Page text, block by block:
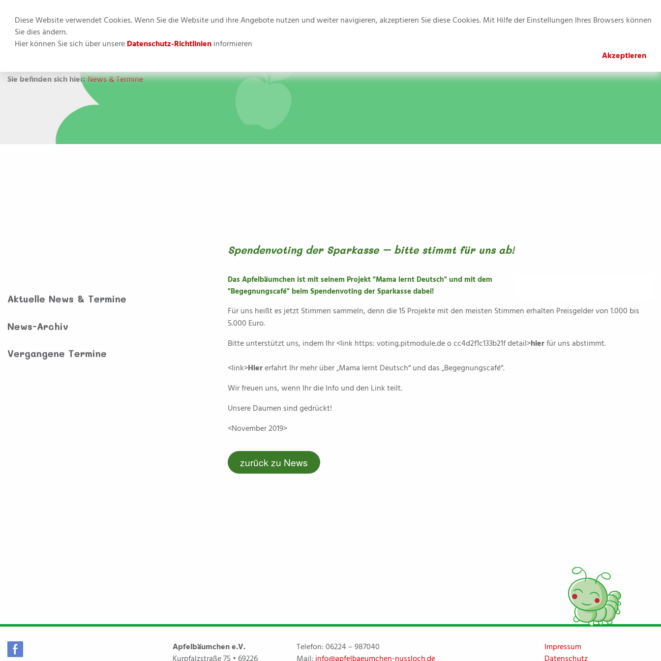
Diese Website verwendet Cookies. Wenn Sie die Website und ihre Angebote nutzen und weiter navigieren, akzeptieren Sie diese Cookies. Mit Hilfe der Einstellungen Ihres Browsers können
Sie dies ändern.
Hier können Sie sich über unsereDatenschutz-Richtlinieninformieren
Akzeptieren
News & Termine
Sie befinden sich hier:News & Termine
Aktuelle News & Termine
News-Archiv
Vergangene Termine
Spendenvoting der Sparkasse – bitte stimmt für uns ab!
Das Apfelbäumchen ist mit seinem Projekt "Mama lernt Deutsch" und mit dem
"Begegnungscafé" beim Spendenvoting der Sparkasse dabei!
Für uns heißt es jetzt Stimmen sammeln, denn die 15 Projekte mit den meisten Stimmen erhalten Preisgelder von 1.000 bis
5.000 Euro.
Bitte unterstützt uns, indem Ihr <link https: voting.pitmodule.de o cc4d2f1c133b21f detail>hierfür uns abstimmt.
<link>Hiererfahrt Ihr mehr über „Mama lernt Deutsch“ und das „Begegnungscafé“.
Wir freuen uns, wenn Ihr die Info und den Link teilt.
Unsere Daumen sind gedrückt!
<November 2019>
zurück zu News
Apfelbäumchen e.V.
Telefon:06224 – 987040
Impressum